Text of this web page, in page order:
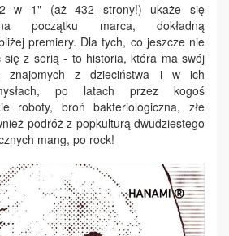
w 1" (aż 432 strony!) ukaże się
początku marca, dokładną
premiery. Dla tych, co jeszcze nie
się z serią - to historia, która ma swój
znajomych z dzieciństwa i w ich
po latach przez kogoś
roboty, broń bakteriologiczna, złe
podróż z popkulturą dwudziestego
mang, po rock!